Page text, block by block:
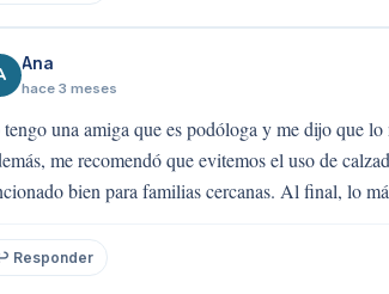
Ana
hace 3 meses
una amiga que es podóloga y me dijo que
me recomendó que evitemos el uso de
bien para familias cercanas. Al final, lo
Responder